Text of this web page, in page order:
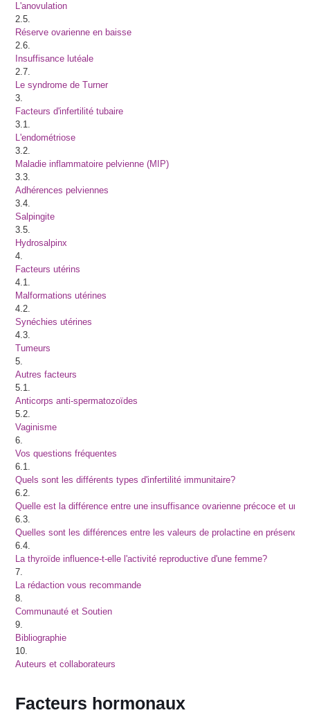
L'anovulation
2.5.
Réserve ovarienne en baisse
2.6.
Insuffisance lutéale
2.7.
Le syndrome de Turner
3.
Facteurs d'infertilité tubaire
3.1.
L'endométriose
3.2.
Maladie inflammatoire pelvienne (MIP)
3.3.
Adhérences pelviennes
3.4.
Salpingite
3.5.
Hydrosalpinx
4.
Facteurs utérins
4.1.
Malformations utérines
4.2.
Synéchies utérines
4.3.
Tumeurs
5.
Autres facteurs
5.1.
Anticorps anti-spermatozoïdes
5.2.
Vaginisme
6.
Vos questions fréquentes
6.1.
Quels sont les différents types d'infertilité immunitaire?
6.2.
Quelle est la différence entre une insuffisance ovarienne précoce et une
6.3.
Quelles sont les différences entre les valeurs de prolactine en présence
6.4.
La thyroïde influence-t-elle l'activité reproductive d'une femme?
7.
La rédaction vous recommande
8.
Communauté et Soutien
9.
Bibliographie
10.
Auteurs et collaborateurs
Facteurs hormonaux